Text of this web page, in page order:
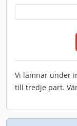
Vi lämnar under
till tredje part.